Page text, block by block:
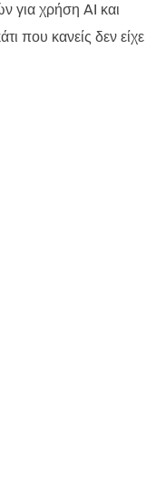
για χρήση AI και
που κανείς δεν είχε